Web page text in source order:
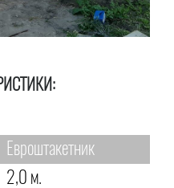
Евроштакетник
2,0 м.